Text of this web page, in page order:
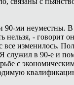
90-ми неуместны.
нельзя, - говорит
все изменилось.
в 90-е и
с